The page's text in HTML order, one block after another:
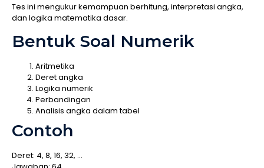
Tes ini mengukur kemampuan berhitung, interpretasi angka,
dan logika matematika dasar.
Bentuk Soal Numerik
Aritmetika
Deret angka
Logika numerik
Perbandingan
Analisis angka dalam tabel
Contoh
Deret: 4, 8, 16, 32, …